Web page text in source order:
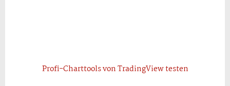
Profi-Charttools von TradingView testen